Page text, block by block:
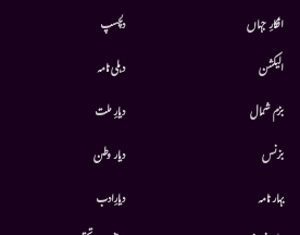
افکارِ جہاں
الیکشن
بزم شمال
بزنس
بہار نامہ
دلچسپ
دہلی نامہ
دیارِ ملت
دیار وطن
دیارِادب